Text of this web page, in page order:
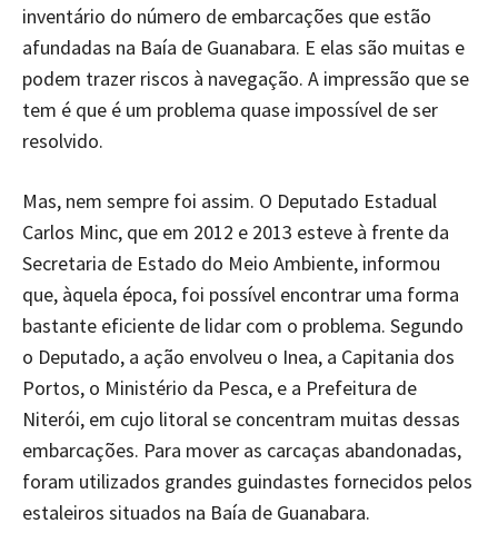
inventário do número de embarcações que estão
afundadas na Baía de Guanabara. E elas são muitas e
podem trazer riscos à navegação. A impressão que se
tem é que é um problema quase impossível de ser
resolvido.
Mas, nem sempre foi assim. O Deputado Estadual
Carlos Minc, que em 2012 e 2013 esteve à frente da
Secretaria de Estado do Meio Ambiente, informou
que, àquela época, foi possível encontrar uma forma
bastante eficiente de lidar com o problema. Segundo
o Deputado, a ação envolveu o Inea, a Capitania dos
Portos, o Ministério da Pesca, e a Prefeitura de
Niterói, em cujo litoral se concentram muitas dessas
embarcações. Para mover as carcaças abandonadas,
foram utilizados grandes guindastes fornecidos pelos
estaleiros situados na Baía de Guanabara.